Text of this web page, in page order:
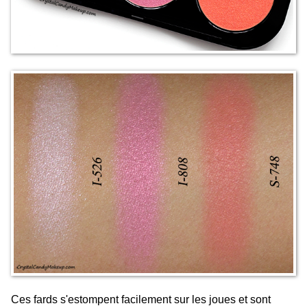
Ces fards s'estompent facilement sur les joues et sont